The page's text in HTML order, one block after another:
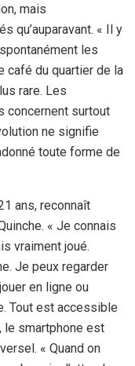
mais
qu’auparavant. « Il y
les
café du quartier de la
rare. Les
concernent surtout
ne signifie
toute forme de
ans, reconnaît
« Je connais
vraiment joué.
Je peux regarder
en ligne ou
Tout est accessible
le smartphone est
« Quand on